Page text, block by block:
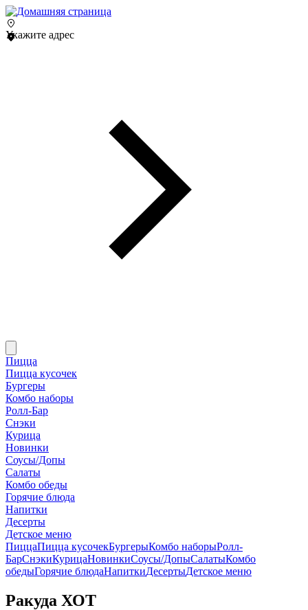
Укажите адрес
Пицца
Пицца кусочек
Бургеры
Комбо наборы
Ролл-Бар
Снэки
Курица
Новинки
Соусы/Допы
Салаты
Комбо обеды
Горячие блюда
Напитки
Десерты
Детское меню
ПиццаПицца кусочекБургерыКомбо наборыРолл-
БарСнэкиКурицаНовинкиСоусы/ДопыСалатыКомбо
обедыГорячие блюдаНапиткиДесертыДетское меню
Ракуда ХОТ